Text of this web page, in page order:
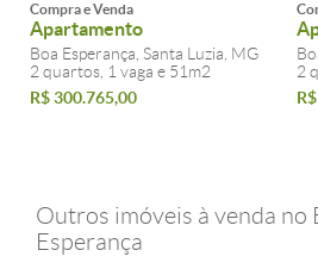
Compra e Venda
Apartamento
Boa Esperança, Santa Luzia, MG
2 quartos, 1 vaga e 51m2
R$ 300.765,00
2
Outros imóveis à venda no
Esperança